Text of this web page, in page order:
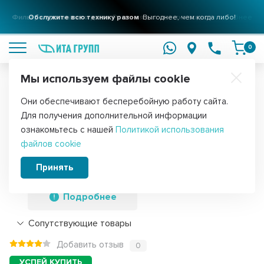
Обслужите всю технику разомВыгоднее, чем когда либо!
Фильтры для вашего домаРешения для очистки воды подробнее
0
Главная Запчасти для стиральных машин Ремкомплекты для
Ремкомплект для стиральных машин
Zanussii сальник + подшипники 2 шт +
смазка, 11100034
Подробнее
Сопутствующие товары
Добавить отзыв 0
Мы используем файлы cookie
Они обеспечивают бесперебойную работу сайта.
Для получения дополнительной информации
ознакомьтесь с нашей Политикой использования
файлов cookie
Принять